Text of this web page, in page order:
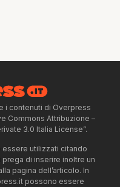
i contenuti di Overpress
Commons Attribuzione –
3.0 Italia License”.
utilizzati citando
di inserire inoltre un
pagina dell’articolo. In
possono essere